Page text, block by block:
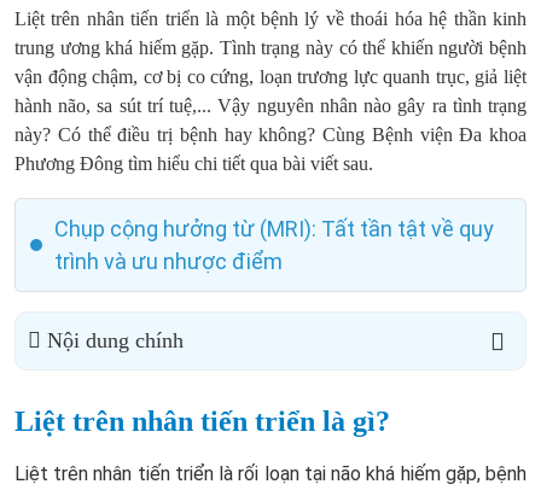
Liệt trên nhân tiến triển là một bệnh lý về thoái hóa hệ thần kinh
trung ương khá hiếm gặp. Tình trạng này có thể khiến người bệnh
vận động chậm, cơ bị co cứng, loạn trương lực quanh trục, giả liệt
hành não, sa sút trí tuệ,... Vậy nguyên nhân nào gây ra tình trạng
này? Có thể điều trị bệnh hay không? Cùng Bệnh viện Đa khoa
Phương Đông tìm hiểu chi tiết qua bài viết sau.
Chụp cộng hưởng từ (MRI): Tất tần tật về quy
trình và ưu nhược điểm
Nội dung chính
Liệt trên nhân tiến triển là gì?
Liệt trên nhân tiến triển là rối loạn tại não khá hiếm gặp, bệnh